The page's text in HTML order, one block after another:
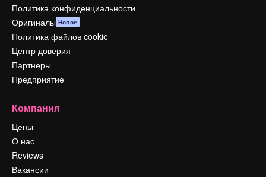
Политика конфиденциальности
Оригиналы Новое
Политика файлов cookie
Центр доверия
Партнеры
Предприятие
Компания
Цены
О нас
Reviews
Вакансии